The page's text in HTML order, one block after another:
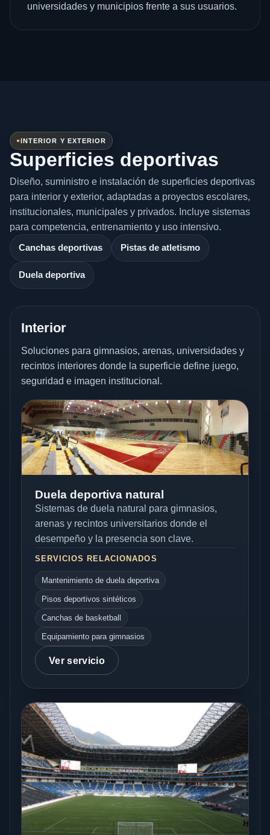
universidades y municipios frente a sus usuarios.
INTERIOR Y EXTERIOR
Superficies deportivas
Diseño, suministro e instalación de superficies deportivas
para interior y exterior, adaptadas a proyectos escolares,
institucionales, municipales y privados. Incluye sistemas
para competencia, entrenamiento y uso intensivo.
Canchas deportivas Pistas de atletismo
Duela deportiva
Interior
Soluciones para gimnasios, arenas, universidades y
recintos interiores donde la superficie define juego,
seguridad e imagen institucional.
Duela deportiva natural
Sistemas de duela natural para gimnasios,
arenas y recintos universitarios donde el
desempeño y la presencia son clave.
SERVICIOS RELACIONADOS
Mantenimiento de duela deportiva
Pisos deportivos sintéticos
Canchas de basketball
Equipamiento para gimnasios
Ver servicio